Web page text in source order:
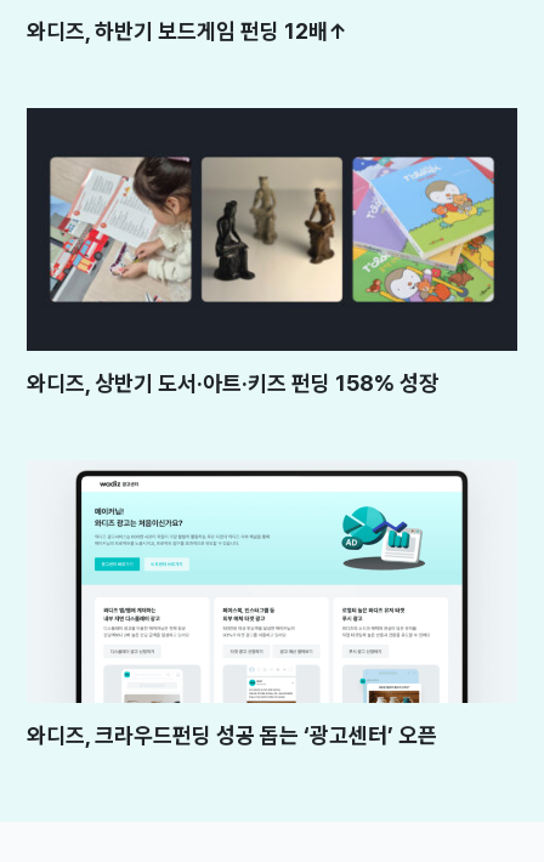
와디즈, 하반기 보드게임 펀딩 12배↑
와디즈, 상반기 도서·아트·키즈 펀딩 158% 성장
와디즈, 크라우드펀딩 성공 돕는 ‘광고센터’ 오픈